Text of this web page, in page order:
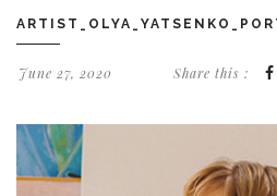
June 27, 2020 Share this :